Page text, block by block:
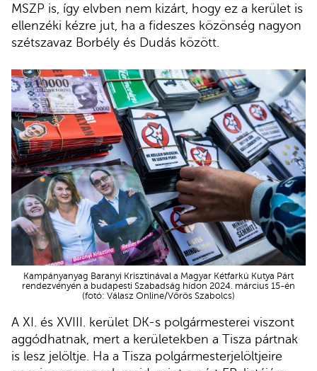
MSZP is, így elvben nem kizárt, hogy ez a kerület is
ellenzéki kézre jut, ha a fideszes közönség nagyon
szétszavaz Borbély és Dudás között.
Kampányanyag Baranyi Krisztinával a Magyar Kétfarkú Kutya Párt
rendezvényén a budapesti Szabadság hídon 2024. március 15-én
(fotó: Válasz Online/Vörös Szabolcs)
A XI. és XVIII. kerület DK-s polgármesterei viszont
aggódhatnak, mert a kerületekben a Tisza pártnak
is lesz jelöltje. Ha a Tisza polgármesterjelöltjeire